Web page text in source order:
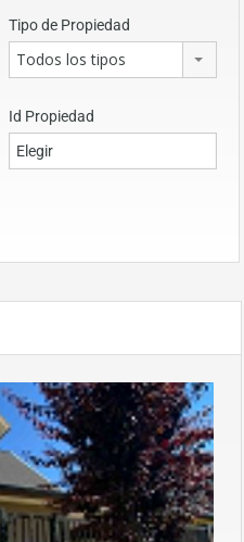
Tipo de Propiedad
Todos los tipos
Id Propiedad